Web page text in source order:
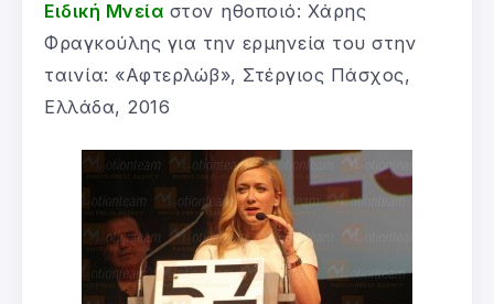
Ειδική Μνεία στον ηθοποιό: Χάρης
Φραγκούλης για την ερμηνεία του στην
ταινία: «Αφτερλώβ», Στέργιος Πάσχος,
Ελλάδα, 2016